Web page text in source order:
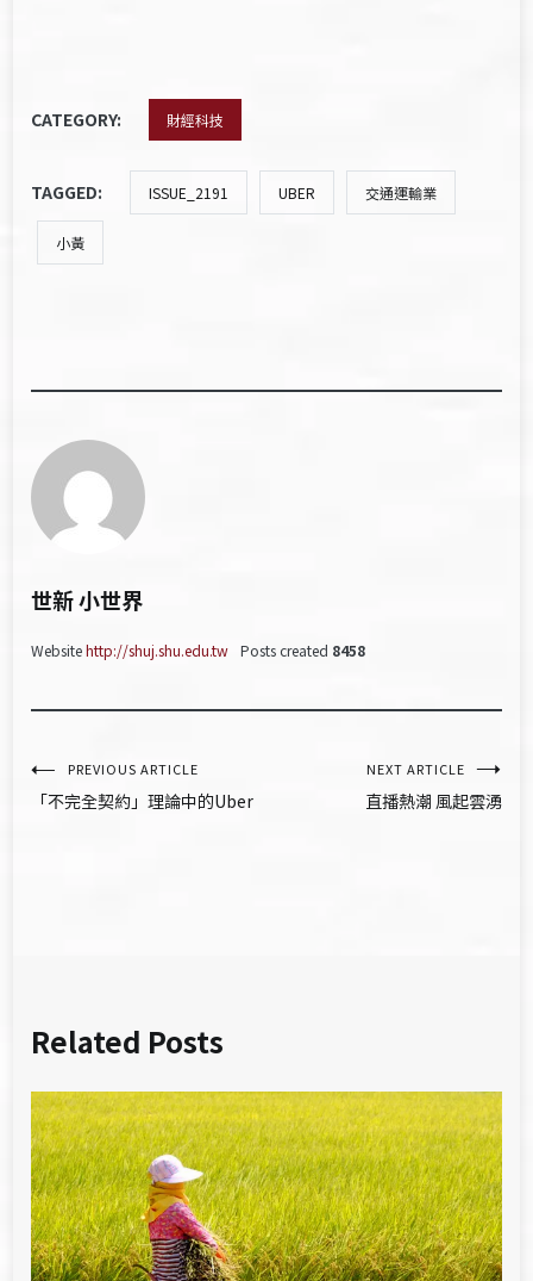
CATEGORY: 財經科技
TAGGED: ISSUE_2191 UBER 交通運輸業
小黃
世新 小世界
Websitehttp://shuj.shu.edu.tw Posts created 8458
文
章
PREVIOUS ARTICLE
「不完全契約」理論中的Uber
NEXT ARTICLE
直播熱潮 風起雲湧
Related Posts